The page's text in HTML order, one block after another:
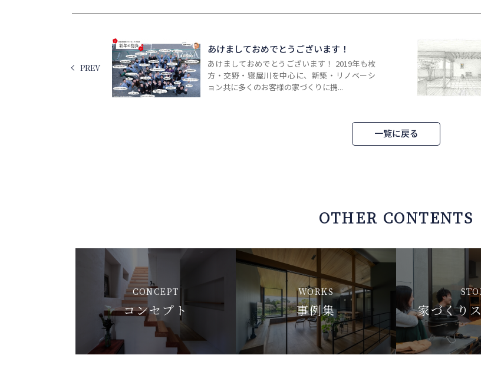
PREV
あけましておめでとうございます！
あけましておめでとうございます！ 2019年も枚
方・交野・寝屋川を中心に、新築・リノベーシ
ョン共に多くのお客様の家づくりに携...
一覧に戻る
OTHER CONTENTS
CONCEPT
コンセプト
WORKS
事例集 家づくり